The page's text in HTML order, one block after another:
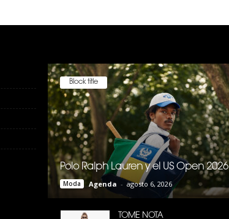
Block title
Polo Ralph Lauren y el US Open 2026
Moda Agenda - agosto 6, 2026
TOME NOTA